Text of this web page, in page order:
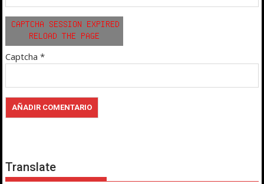
Captcha *
Translate